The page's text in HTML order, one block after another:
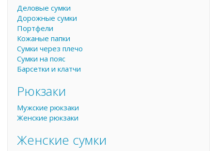
Деловые сумки
Дорожные сумки
Портфели
Кожаные папки
Сумки через плечо
Сумки на пояс
Барсетки и клатчи
Рюкзаки
Мужские рюкзаки
Женские рюкзаки
Женские сумки